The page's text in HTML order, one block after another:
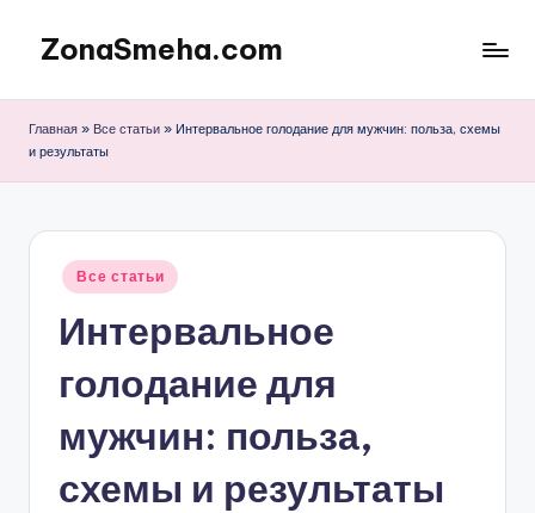
Перейти
содержимому
ZonaSmeha.com
Правильное
Главная » Все статьи » Интервальное голодание для мужчин: польза, схемы
и результаты
Опубликовано
Все статьи
Интервальное
голодание для
мужчин: польза,
схемы и результаты